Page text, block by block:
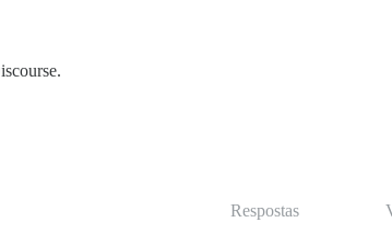
Respostas